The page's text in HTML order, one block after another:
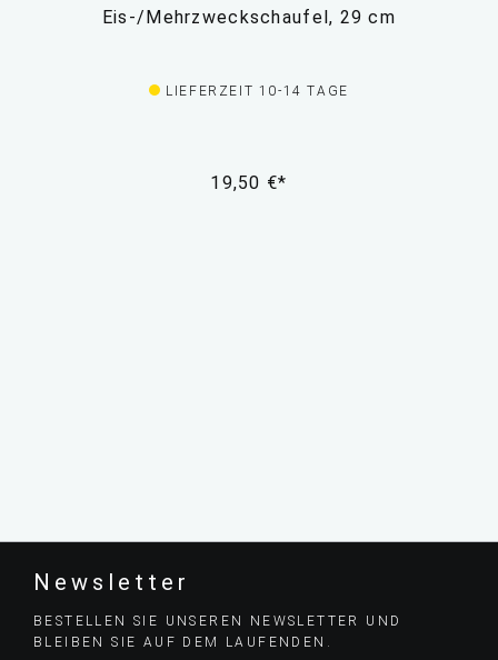
Eis-/Mehrzweckschaufel, 29 cm
LIEFERZEIT 10-14 TAGE
19,50 €*
Newsletter
BESTELLEN SIE UNSEREN NEWSLETTER UND
BLEIBEN SIE AUF DEM LAUFENDEN.